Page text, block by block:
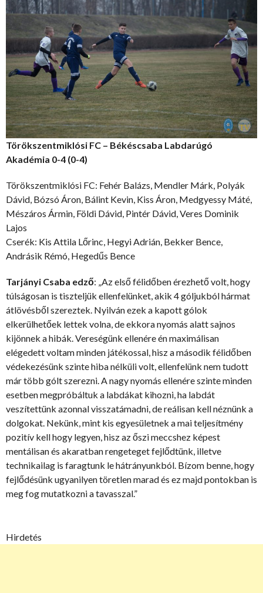
Törökszentmiklósi FC – Békéscsaba Labdarúgó
Akadémia 0-4 (0-4)
Törökszentmiklósi FC: Fehér Balázs, Mendler Márk, Polyák
Dávid, Bózsó Áron, Bálint Kevin, Kiss Áron, Medgyessy Máté,
Mészáros Ármin, Földi Dávid, Pintér Dávid, Veres Dominik
Lajos
Cserék: Kis Attila Lőrinc, Hegyi Adrián, Bekker Bence,
Andrásik Rémó, Hegedűs Bence
Tarjányi Csaba edző: „Az első félidőben érezhető volt, hogy
túlságosan is tiszteljük ellenfelünket, akik 4 góljukból hármat
átlövésből szereztek. Nyilván ezek a kapott gólok
elkerülhetőek lettek volna, de ekkora nyomás alatt sajnos
kijönnek a hibák. Vereségünk ellenére én maximálisan
elégedett voltam minden játékossal, hisz a második félidőben
védekezésünk szinte hiba nélküli volt, ellenfelünk nem tudott
már több gólt szerezni. A nagy nyomás ellenére szinte minden
esetben megpróbáltuk a labdákat kihozni, ha labdát
veszítettünk azonnal visszatámadni, de reálisan kell néznünk a
dolgokat. Nekünk, mint kis egyesületnek a mai teljesítmény
pozitív kell hogy legyen, hisz az őszi meccshez képest
mentálisan és akaratban rengeteget fejlődtünk, illetve
technikailag is faragtunk le hátrányunkból. Bízom benne, hogy
fejlődésünk ugyanilyen töretlen marad és ez majd pontokban is
meg fog mutatkozni a tavasszal.”
Hirdetés